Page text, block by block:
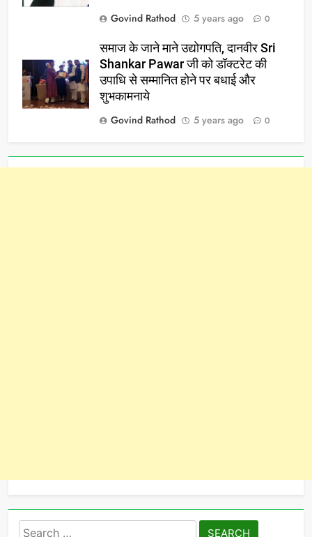
Govind Rathod
5 years ago 0
समाज के जाने माने उद्योगपति, दानवीर Sri
Shankar Pawar जी को डॉक्टरेट की
उपाधि से सम्मानित होने पर बधाई और
शुभकामनाये
Govind Rathod
5 years ago 0
Search